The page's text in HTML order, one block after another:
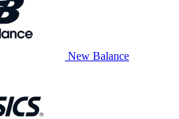
New Balance